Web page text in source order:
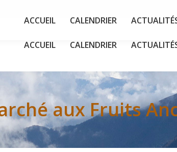
ACCUEIL CALENDRIER
aux Fruits
ACCUEIL CALENDRIER